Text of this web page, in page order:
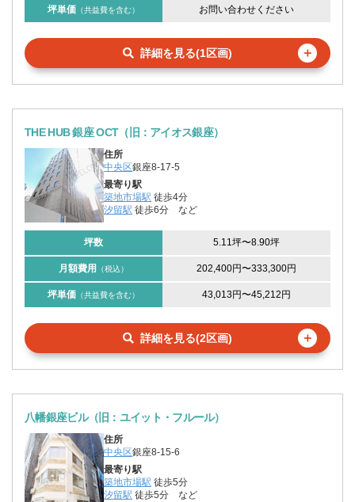
坪単価 （共益費を含む） お問い合わせください
詳細を見る(1区画) ＋
THE HUB 銀座 OCT（旧：アイオス銀座）
住所
中央区銀座8-17-5
最寄り駅
築地市場駅 徒歩4分
汐留駅 徒歩6分 など
坪数 5.11坪〜8.90坪
月額費用 （税込） 202,400円〜333,300円
坪単価 （共益費を含む） 43,013円〜45,212円
詳細を見る(2区画) ＋
八幡銀座ビル（旧：ユイット・フルール）
住所
中央区銀座8-15-6
最寄り駅
築地市場駅 徒歩5分
汐留駅 徒歩5分 など